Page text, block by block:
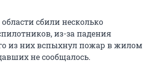
сбили несколько
из-за падения
из них вспыхнул пожар в жилом
не сообщалось.